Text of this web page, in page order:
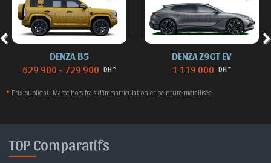
DENZA B5
629 900 - 729 900 DH *
DENZA Z9GT EV
1 119 000 DH *
* Prix public au Maroc hors frais d'immatriculation et peinture métallisée
TOP Comparatifs